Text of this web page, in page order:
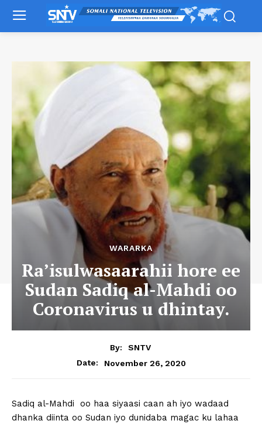
WARARKA
Ra’isulwasaarahii hore ee
Sudan Sadiq al-Mahdi oo
Coronavirus u dhintay.
By:
SNTV
Date:
November 26, 2020
Sadiq al-Mahdi
oo haa siyaasi caan ah iyo wadaad
dhanka diinta oo Sudan iyo dunidaba magac ku lahaa